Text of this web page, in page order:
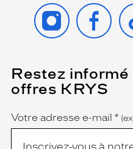
INSTAGRAM
Restez
offres KRYS
Name
Votre adresse e-mail *
(Ce
champ
est